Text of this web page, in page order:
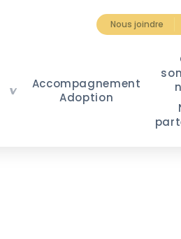
Nous joindre
Accompagnement
Adoption